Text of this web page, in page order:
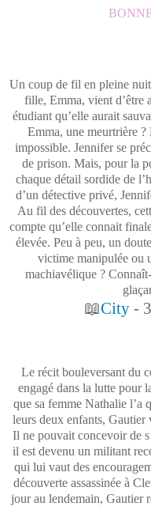
Un coup de fil en pleine
fille, Emma, vient d’être
étudiant qu’elle aurait
Emma, une meurtrière ?
impossible. Jennifer se
de prison. Mais, pour la
chaque détail sordide de
d’un détective privé,
Au fil des découvertes,
compte qu’elle connait
élevée. Peu à peu, un
victime manipulée ou
machiavélique ?
📖City-
Le récit bouleversant du
engagé dans la lutte pour
que sa femme Nathalie l’a
leurs deux enfants,
Il ne pouvait concevoir de
il est devenu un militant
qui lui vaut des
découverte assassinée à
jour au lendemain, Gautier